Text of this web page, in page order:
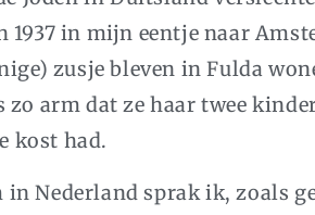
1937 in mijn eentje naar
zusje bleven in Fulda
zo arm dat ze haar twee
kost had.
Nederland sprak ik, zoals